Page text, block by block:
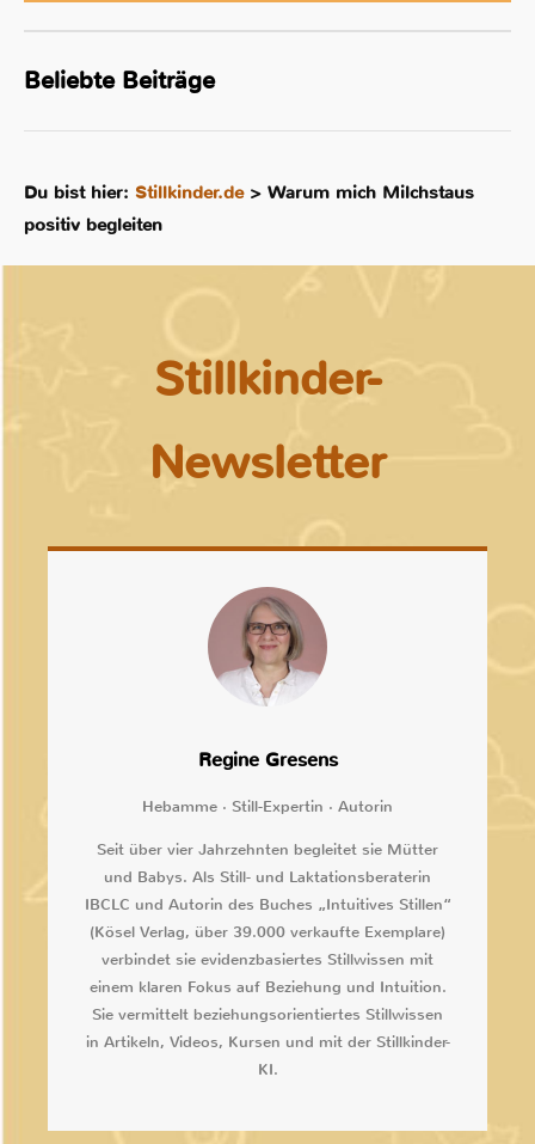
Beliebte Beiträge
Du bist hier: Stillkinder.de> Warum mich Milchstaus
positiv begleiten
Stillkinder-
Newsletter
Regine Gresens
Hebamme · Still-Expertin · Autorin
Seit über vier Jahrzehnten begleitet sie Mütter
und Babys. Als Still- und Laktationsberaterin
IBCLC und Autorin des Buches „Intuitives Stillen“
(Kösel Verlag, über 39.000 verkaufte Exemplare)
verbindet sie evidenzbasiertes Stillwissen mit
einem klaren Fokus auf Beziehung und Intuition.
Sie vermittelt beziehungsorientiertes Stillwissen
in Artikeln, Videos, Kursen und mit der Stillkinder-
KI.